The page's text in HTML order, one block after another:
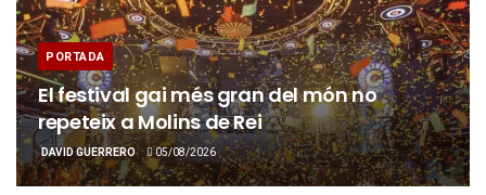
PORTADA
El festival gai més gran del món no
repeteix a Molins de Rei
DAVID GUERRERO 05/08/2026